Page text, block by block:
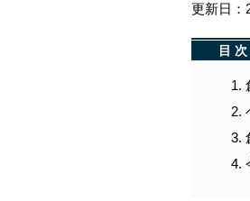
更新日：
目次